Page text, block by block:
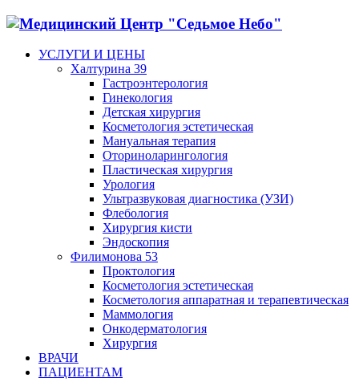
УСЛУГИ И ЦЕНЫ
Халтурина 39
Гастроэнтерология
Гинекология
Детская хирургия
Косметология эстетическая
Мануальная терапия
Оториноларингология
Пластическая хирургия
Урология
Ультразвуковая диагностика (УЗИ)
Флебология
Хирургия кисти
Эндоскопия
Филимонова 53
Проктология
Косметология эстетическая
Косметология аппаратная и терапевтическая
Маммология
Онкодерматология
Хирургия
ВРАЧИ
ПАЦИЕНТАМ